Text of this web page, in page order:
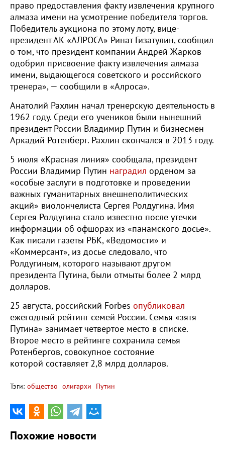
право предоставления факту извлечения крупного
алмаза имени на усмотрение победителя торгов.
Победитель аукциона по этому лоту, вице-
президент АК «АЛРОСА» Ринат Гизатулин, сообщил
о том, что президент компании Андрей Жарков
одобрил присвоение факту извлечения алмаза
имени, выдающегося советского и российского
тренера», — сообщили в «Алроса».
Анатолий Рахлин начал тренерскую деятельность в
1962 году. Среди его учеников были нынешний
президент России Владимир Путин и бизнесмен
Аркадий Ротенберг. Рахлин скончался в 2013 году.
5 июля «Красная линия» сообщала, президент
России Владимир Путин наградил орденом за
«особые заслуги в подготовке и проведении
важных гуманитарных внешнеполитических
акций» виолончелиста Сергея Ролдугина. Имя
Сергея Ролдугина стало известно после утечки
информации об офшорах из «панамского досье».
Как писали газеты РБК, «Ведомости» и
«Коммерсант», из досье следовало, что
Ролдугиным, которого называют другом
президента Путина, были отмыты более 2 млрд
долларов.
25 августа, российский Forbes опубликовал
ежегодный рейтинг семей России. Семья «зятя
Путина» занимает четвертое место в списке.
Второе место в рейтинге сохранила семья
Ротенбергов, совокупное состояние
которой составляет 2,8 млрд долларов.
Тэги: общество олигархи Путин
Похожие новости